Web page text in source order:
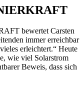
bewertet Carsten
immer erreichbar
erleichtert.“ Heute
wie viel Solarstrom
Beweis, dass sich